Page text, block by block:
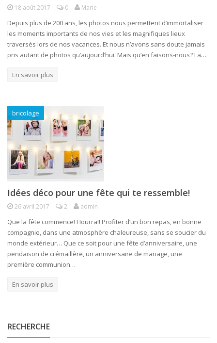
18 août 2017 0 Marie
Depuis plus de 200 ans, les photos nous permettent d’immortaliser
les moments importants de nos vies et les magnifiques lieux
traversés lors de nos vacances. Et nous n’avons sans doute jamais
pris autant de photos qu’aujourd’hui. Mais qu’en faisons-nous? La…
En savoir plus
bricolage
Idées déco pour une fête qui te ressemble!
26 avril 2017 2 admin
Que la fête commence! Hourra!! Profiter d’un bon repas, en bonne
compagnie, dans une atmosphère chaleureuse, sans se soucier du
monde extérieur… Que ce soit pour une fête d’anniversaire, une
pendaison de crémaillère, un anniversaire de mariage, une
première communion…
En savoir plus
RECHERCHE